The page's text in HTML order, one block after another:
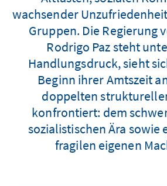
wachsender
Gruppen. Die Regierung
Rodrigo Paz steht
Handlungsdruck, sieht
Beginn ihrer Amtszeit
doppelten
konfrontiert: dem
sozialistischen Ära sowie
fragilen eigenen